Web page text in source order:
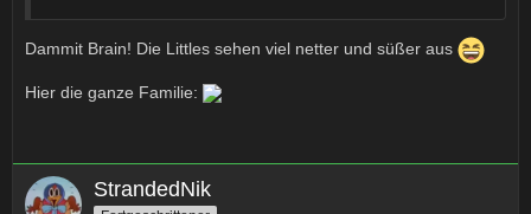
Dammit Brain! Die Littles sehen viel netter und süßer aus
Hier die ganze Familie:
StrandedNik